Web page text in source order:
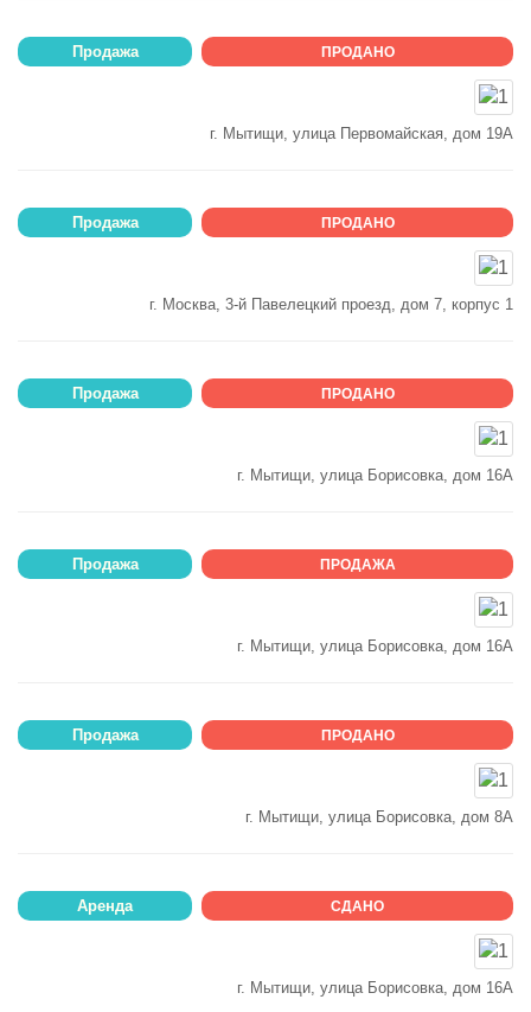
Продажа ПРОДАНО
г. Мытищи, улица Первомайская, дом 19А
Продажа ПРОДАНО
г. Москва, 3-й Павелецкий проезд, дом 7, корпус 1
Продажа ПРОДАНО
г. Мытищи, улица Борисовка, дом 16А
Продажа ПРОДАЖА
г. Мытищи, улица Борисовка, дом 16А
Продажа ПРОДАНО
г. Мытищи, улица Борисовка, дом 8А
Аренда СДАНО
г. Мытищи, улица Борисовка, дом 16А